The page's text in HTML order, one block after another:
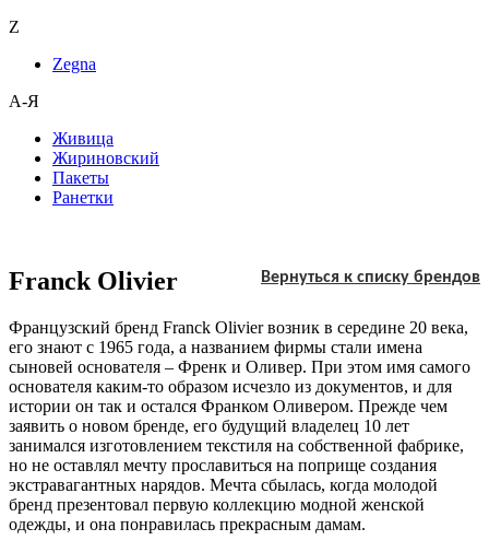
Z
Zegna
А-Я
Живица
Жириновский
Пакеты
Ранетки
Franck Olivier Вернуться к списку брендов
Французский бренд Franck Olivier возник в середине 20 века,
его знают с 1965 года, а названием фирмы стали имена
сыновей основателя – Френк и Оливер. При этом имя самого
основателя каким-то образом исчезло из документов, и для
истории он так и остался Франком Оливером. Прежде чем
заявить о новом бренде, его будущий владелец 10 лет
занимался изготовлением текстиля на собственной фабрике,
но не оставлял мечту прославиться на поприще создания
экстравагантных нарядов. Мечта сбылась, когда молодой
бренд презентовал первую коллекцию модной женской
одежды, и она понравилась прекрасным дамам.